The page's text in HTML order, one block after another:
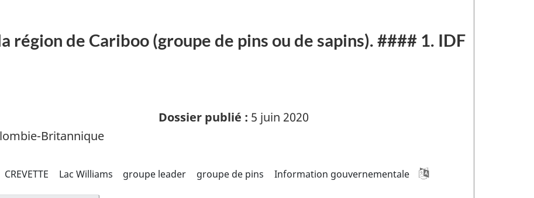
région de Cariboo (groupe de pins ou de sapins). #### 1. IDF
Dossier publié : 5 juin 2020
Britannique
CREVETTE Lac Williams groupe leader groupe de pins Information gouvernementale